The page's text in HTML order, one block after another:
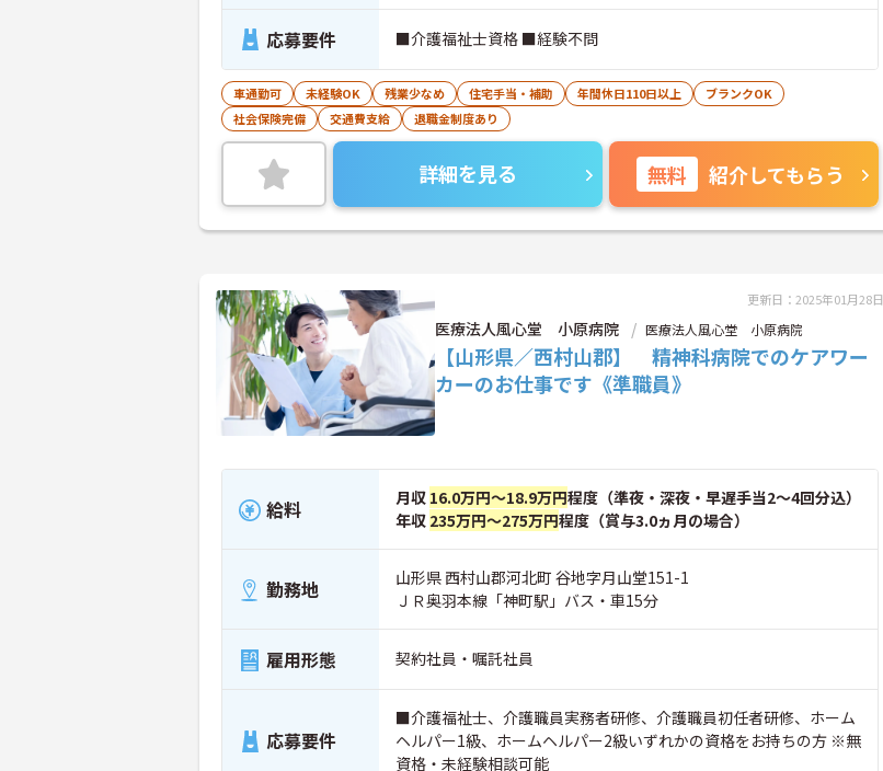
応募要件 ■介護福祉士資格 ■経験不問
車通勤可 未経験OK 残業少なめ 住宅手当・補助 年間休日110日以上
ブランクOK
社会保険完備
交通費支給 退職金制度あり
詳細を見る 無料 紹介してもらう
更新日：2025年01月28日
医療法人風心堂 小原病院 医療法人風心堂 小原病院
【山形県／西村山郡】 精神科病院でのケアワー
カーのお仕事です《準職員》
給料 月収 16.0万円～18.9万円程度（準夜・深夜・早遅手当2～4回分込）
年収 235万円～275万円程度（賞与3.0ヵ月の場合）
勤務地
山形県 西村山郡河北町 谷地字月山堂151-1
ＪＲ奥羽本線「神町駅」バス・車15分
雇用形態 契約社員・嘱託社員
応募要件
■介護福祉士、介護職員実務者研修、介護職員初任者研修、ホーム
ヘルパー1級、ホームヘルパー2級いずれかの資格をお持ちの方 ※無
資格・未経験相談可能